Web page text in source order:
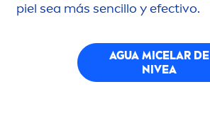
piel sea más sencillo y efectivo.
AGUA MICELAR DE
NIVEA